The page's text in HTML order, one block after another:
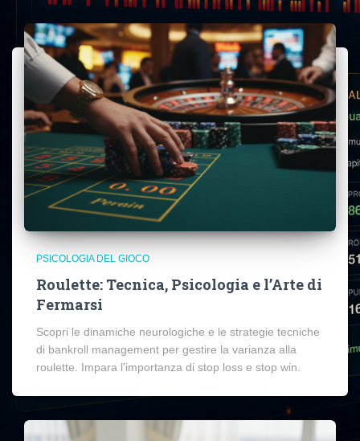
PSICOLOGIA DEL GIOCO
Roulette: Tecnica, Psicologia e l’Arte di
Fermarsi
Scopri le dinamiche neurologiche e le strategie tecniche
di bankroll management per gestire la varianza alla
roulette. Impara l'importanza di stop loss e stop win.